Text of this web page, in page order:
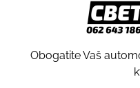
Obogatite Vaš